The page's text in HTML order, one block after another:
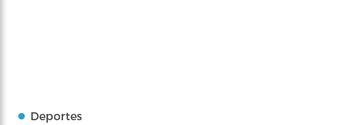
Deportes